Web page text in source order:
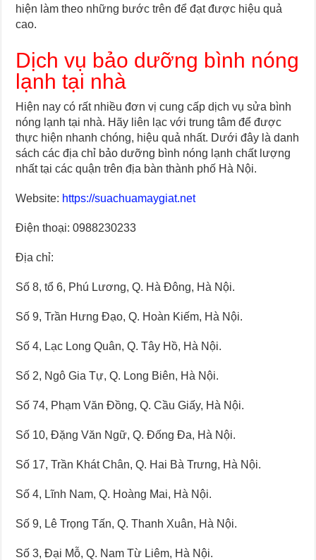
hiện làm theo những bước trên để đạt được hiệu quả
cao.
Dịch vụ bảo dưỡng bình nóng
lạnh tại nhà
Hiện nay có rất nhiều đơn vị cung cấp dịch vụ sửa bình
nóng lạnh tại nhà. Hãy liên lạc với trung tâm để được
thực hiện nhanh chóng, hiệu quả nhất. Dưới đây là danh
sách các địa chỉ bảo dưỡng bình nóng lạnh chất lượng
nhất tại các quận trên địa bàn thành phố Hà Nội.
Website: https://suachuamaygiat.net
Điện thoại: 0988230233
Địa chỉ:
Số 8, tổ 6, Phú Lương, Q. Hà Đông, Hà Nội.
Số 9, Trần Hưng Đạo, Q. Hoàn Kiếm, Hà Nội.
Số 4, Lạc Long Quân, Q. Tây Hồ, Hà Nội.
Số 2, Ngô Gia Tự, Q. Long Biên, Hà Nội.
Số 74, Phạm Văn Đồng, Q. Cầu Giấy, Hà Nội.
Số 10, Đặng Văn Ngữ, Q. Đống Đa, Hà Nội.
Số 17, Trần Khát Chân, Q. Hai Bà Trưng, Hà Nội.
Số 4, Lĩnh Nam, Q. Hoàng Mai, Hà Nội.
Số 9, Lê Trọng Tấn, Q. Thanh Xuân, Hà Nội.
Số 3, Đại Mỗ, Q. Nam Từ Liêm, Hà Nội.